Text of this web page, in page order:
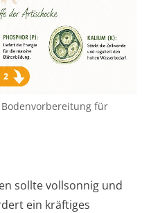
für
sollte vollsonnig und
ein kräftiges